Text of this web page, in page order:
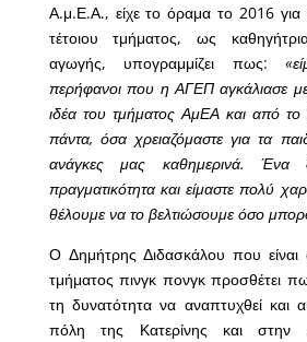
Α.μ.Ε.Α., είχε το όραμα το 2016 για
τέτοιου τμήματος, ως
αγωγής, υπογραμμίζει πως:
περήφανοι που η ΑΓΕΠ αγκάλιασε
ιδέα του τμήματος ΑμΕΑ και από
πάντα, όσα χρειαζόμαστε για τα
ανάγκες μας καθημερινά. Ένα
πραγματικότητα και είμαστε πολύ
θέλουμε να το βελτιώσουμε όσο
Ο Δημήτρης Διδασκάλου που
τμήματος πινγκ πονγκ προσθέτει
τη δυνατότητα να αναπτυχθεί
πόλη της Κατερίνης και στην